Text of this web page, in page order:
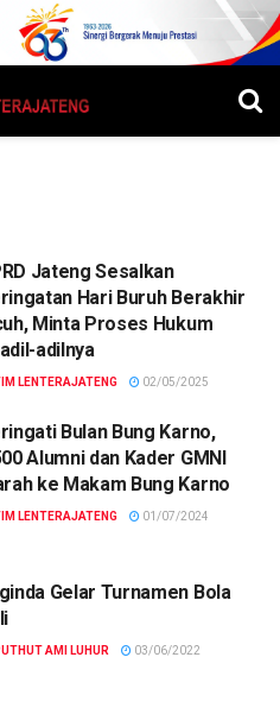
Jateng Sesalkan
Hari Buruh Berakhir
Minta Proses Hukum
adilnya
LENTERAJATENG 02/05/2025
Bulan Bung Karno,
Alumni dan Kader GMNI
ke Makam Bung Karno
LENTERAJATENG 01/07/2024
Gelar Turnamen Bola
AMI LUHUR 03/06/2022